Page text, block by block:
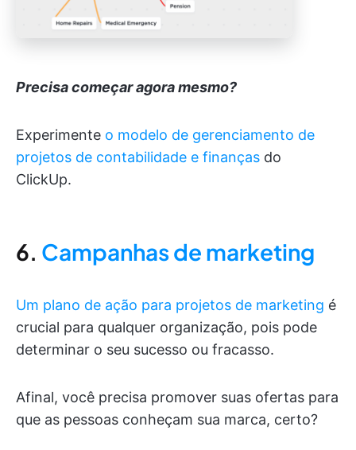
Precisa começar agora mesmo?
Experimente o modelo de gerenciamento de
projetos de contabilidade e finanças do
ClickUp.
6. Campanhas de marketing
Um plano de ação para projetos de marketing é
crucial para qualquer organização, pois pode
determinar o seu sucesso ou fracasso.
Afinal, você precisa promover suas ofertas para
que as pessoas conheçam sua marca, certo?